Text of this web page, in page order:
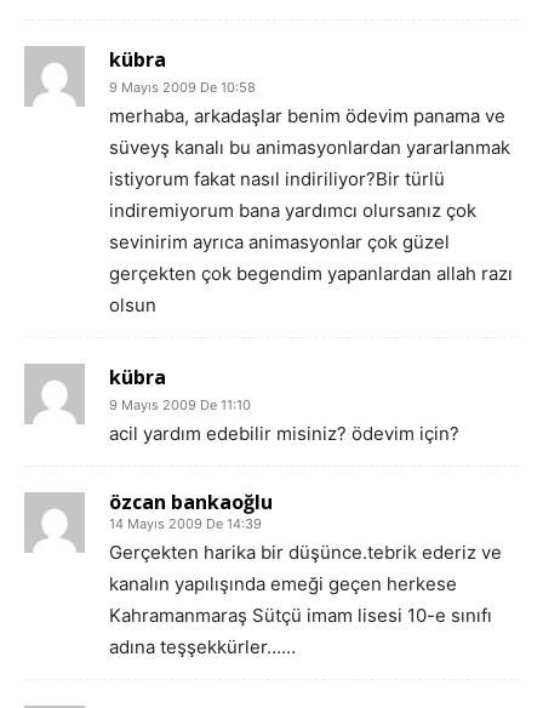
kübra
9 Mayıs 2009 De 10:58
merhaba, arkadaşlar benim ödevim panama ve
süveyş kanalı bu animasyonlardan yararlanmak
istiyorum fakat nasıl indiriliyor?Bir türlü
indiremiyorum bana yardımcı olursanız çok
sevinirim ayrıca animasyonlar çok güzel
gerçekten çok begendim yapanlardan allah razı
olsun
kübra
9 Mayıs 2009 De 11:10
acil yardım edebilir misiniz? ödevim için?
özcan bankaoğlu
14 Mayıs 2009 De 14:39
Gerçekten harika bir düşünce.tebrik ederiz ve
kanalın yapılışında emeği geçen herkese
Kahramanmaraş Sütçü imam lisesi 10-e sınıfı
adına teşşekkürler……